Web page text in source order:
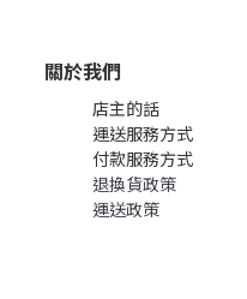
關於我們
店主的話
運送服務方式
付款服務方式
退換貨政策
運送政策